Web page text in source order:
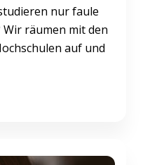
nur faule
räumen mit den
auf und